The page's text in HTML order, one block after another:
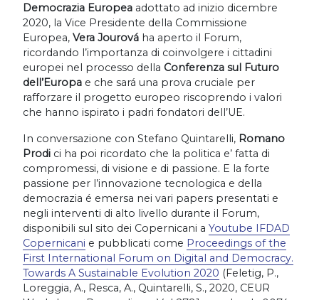
Democrazia Europea adottato ad inizio dicembre
2020, la Vice Presidente della Commissione
Europea, Vera Jourová ha aperto il Forum,
ricordando l’importanza di coinvolgere i cittadini
europei nel processo della Conferenza sul Futuro
dell’Europa e che sará una prova cruciale per
rafforzare il progetto europeo riscoprendo i valori
che hanno ispirato i padri fondatori dell’UE.
In conversazione con Stefano Quintarelli, Romano
Prodi ci ha poi ricordato che la politica e’ fatta di
compromessi, di visione e di passione. E la forte
passione per l’innovazione tecnologica e della
democrazia é emersa nei vari papers presentati e
negli interventi di alto livello durante il Forum,
disponibili sul sito dei Copernicani a Youtube IFDAD
Copernicani e pubblicati come Proceedings of the
First International Forum on Digital and Democracy.
Towards A Sustainable Evolution 2020 (Feletig, P.,
Loreggia, A., Resca, A., Quintarelli, S., 2020, CEUR